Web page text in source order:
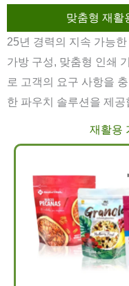
맞춤형 재활
25년 경력의 지속 가능
가방 구성, 맞춤형 인쇄
로 고객의 요구 사항을
한 파우치 솔루션을 제공
재활용